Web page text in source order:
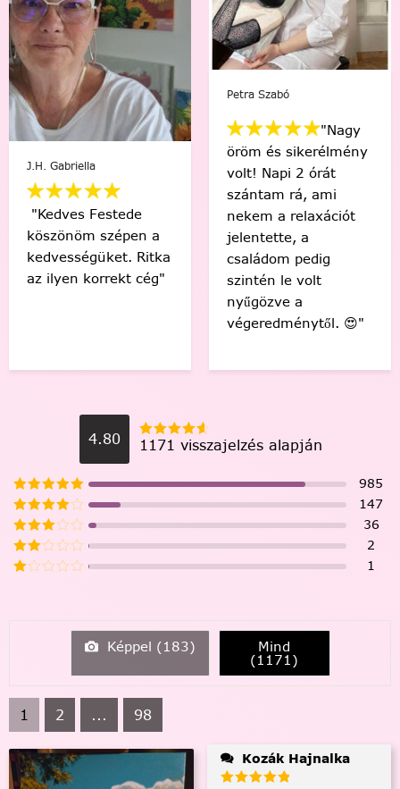
Viki Vas-Lukács
"Kedvenc egyéni
számfestőmmel 🥰
tökéletes lett,
élmény volt minden
egyes ecsetvonás!
Köszönöm Festede!
Mikus Bernadett
"Minden percében
egy igazi festő
“művésznek”
éreztem magam.
Soha nem hittem
volna, hogy egy ilyen
alkotást festéssel
meg tudok csinálni.
🙂"
4.80 1171 visszajelzés alapján
985
147
36
2
1
Képpel (183) Mind
(1171)
1 2 ... 98
Kozák Hajnalka